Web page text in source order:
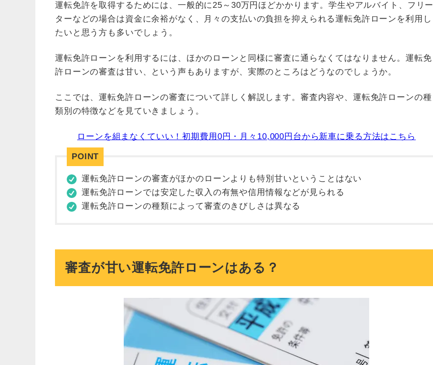
運転免許を取得するためには、一般的に25～30万円ほどかかります。学生やアルバイト、フリー
ターなどの場合は資金に余裕がなく、月々の支払いの負担を抑えられる運転免許ローンを利用し
たいと思う方も多いでしょう。
運転免許ローンを利用するには、ほかのローンと同様に審査に通らなくてはなりません。運転免
許ローンの審査は甘い、という声もありますが、実際のところはどうなのでしょうか。
ここでは、運転免許ローンの審査について詳しく解説します。審査内容や、運転免許ローンの種
類別の特徴などを見ていきましょう。
ローンを組まなくていい！初期費用0円・月々10,000円台から新車に乗る方法はこちら
運転免許ローンの審査がほかのローンよりも特別甘いということはない
運転免許ローンでは安定した収入の有無や信用情報などが見られる
運転免許ローンの種類によって審査のきびしさは異なる
審査が甘い運転免許ローンはある？